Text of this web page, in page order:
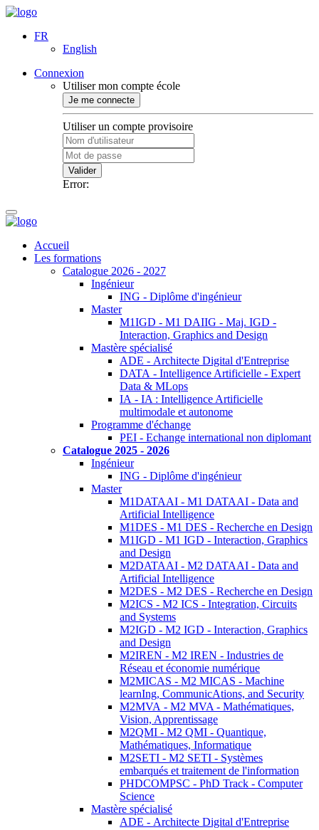
FR
English
Connexion
Utiliser mon compte école
Je me connecte
Utiliser un compte provisoire
Valider
Error:
Accueil
Les formations
Catalogue 2026 - 2027
Ingénieur
ING - Diplôme d'ingénieur
Master
M1IGD - M1 DAIIG - Maj. IGD -
Interaction, Graphics and Design
Mastère spécialisé
ADE - Architecte Digital d'Entreprise
DATA - Intelligence Artificielle - Expert
Data & MLops
IA - IA : Intelligence Artificielle
multimodale et autonome
Programme d'échange
PEI - Echange international non diplomant
Catalogue 2025 - 2026
Ingénieur
ING - Diplôme d'ingénieur
Master
M1DATAAI - M1 DATAAI - Data and
Artificial Intelligence
M1DES - M1 DES - Recherche en Design
M1IGD - M1 IGD - Interaction, Graphics
and Design
M2DATAAI - M2 DATAAI - Data and
Artificial Intelligence
M2DES - M2 DES - Recherche en Design
M2ICS - M2 ICS - Integration, Circuits
and Systems
M2IGD - M2 IGD - Interaction, Graphics
and Design
M2IREN - M2 IREN - Industries de
Réseau et économie numérique
M2MICAS - M2 MICAS - Machine
learnIng, CommunicAtions, and Security
M2MVA - M2 MVA - Mathématiques,
Vision, Apprentissage
M2QMI - M2 QMI - Quantique,
Mathématiques, Informatique
M2SETI - M2 SETI - Systèmes
embarqués et traitement de l'information
PHDCOMPSC - PhD Track - Computer
Science
Mastère spécialisé
ADE - Architecte Digital d'Entreprise